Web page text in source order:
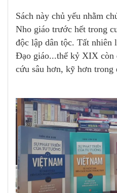
Sách này chủ yếu nhằm
Nho giáo trước hết trong
độc lập dân tộc. Tất nhiên
Đạo giáo...thế kỷ XIX còn
cứu sâu hơn, kỹ hơn trong